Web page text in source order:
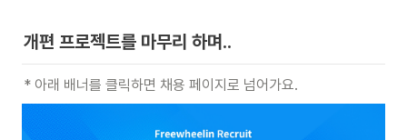
개편 프로젝트를 마무리 하며..
* 아래 배너를 클릭하면 채용 페이지로 넘어가요.